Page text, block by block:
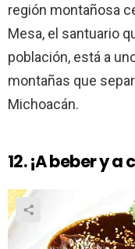
región montañosa
Mesa, el santuario
población, está a
montañas que
Michoacán.
12. ¡A beber y a